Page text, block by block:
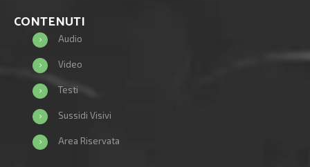
CONTENUTI
Audio
Video
Testi
Sussidi Visivi
Area Riservata